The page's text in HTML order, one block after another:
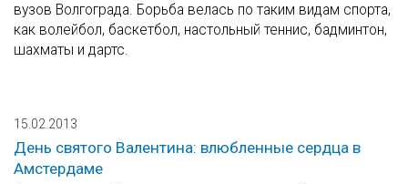
вузов Волгограда. Борьба велась по таким видам спорта,
как волейбол, баскетбол, настольный теннис, бадминтон,
шахматы и дартс.
15.02.2013
День святого Валентина: влюбленные сердца в
Амстердаме